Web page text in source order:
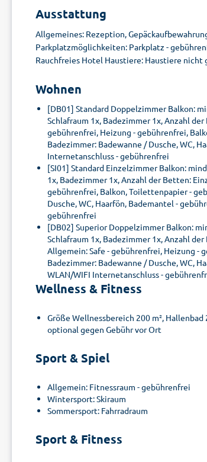
Ausstattung
Allgemeines: Rezeption,
Parkplatzmöglichkeiten: Parkplatz -
Rauchfreies Hotel Haustiere: Haustiere nicht
Wohnen
[DB01] Standard Doppelzimmer Balkon:
Schlafraum 1x, Badezimmer 1x, Anzahl
gebührenfrei, Heizung - gebührenfrei,
Badezimmer: Badewanne / Dusche, WC,
Internetanschluss - gebührenfrei
[SI01] Standard Einzelzimmer Balkon:
1x, Badezimmer 1x, Anzahl der Betten:
gebührenfrei, Balkon, Toilettenpapier -
Dusche, WC, Haarfön, Bademantel -
gebührenfrei
[DB02] Superior Doppelzimmer Balkon:
Schlafraum 1x, Badezimmer 1x, Anzahl
Allgemein: Safe - gebührenfrei, Heizung -
Badezimmer: Badewanne / Dusche, WC,
WLAN/WIFI Internetanschluss -
Wellness & Fitness
Größe Wellnessbereich 200 m²,
optional gegen Gebühr vor Ort
Sport & Spiel
Allgemein: Fitnessraum - gebührenfrei
Wintersport: Skiraum
Sommersport: Fahrradraum
Sport & Fitness